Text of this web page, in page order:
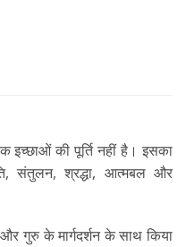
इच्छाओं की पूर्ति नहीं है। इसका
संतुलन, श्रद्धा, आत्मबल और
गुरु के मार्गदर्शन के साथ किया